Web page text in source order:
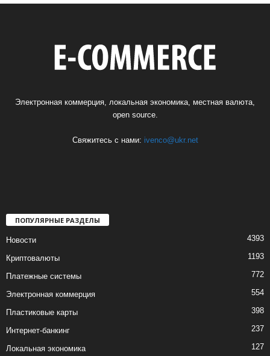
Электронная коммерция, локальная экономика, местная валюта,
open source.
Свяжитесь с нами: ivenco@ukr.net
ПОПУЛЯРНЫЕ РАЗДЕЛЫ
Новости 4393
Криптовалюты 1193
Платежные системы 772
Электронная коммерция 554
Пластиковые карты 398
Интернет-банкинг 237
Локальная экономика 127